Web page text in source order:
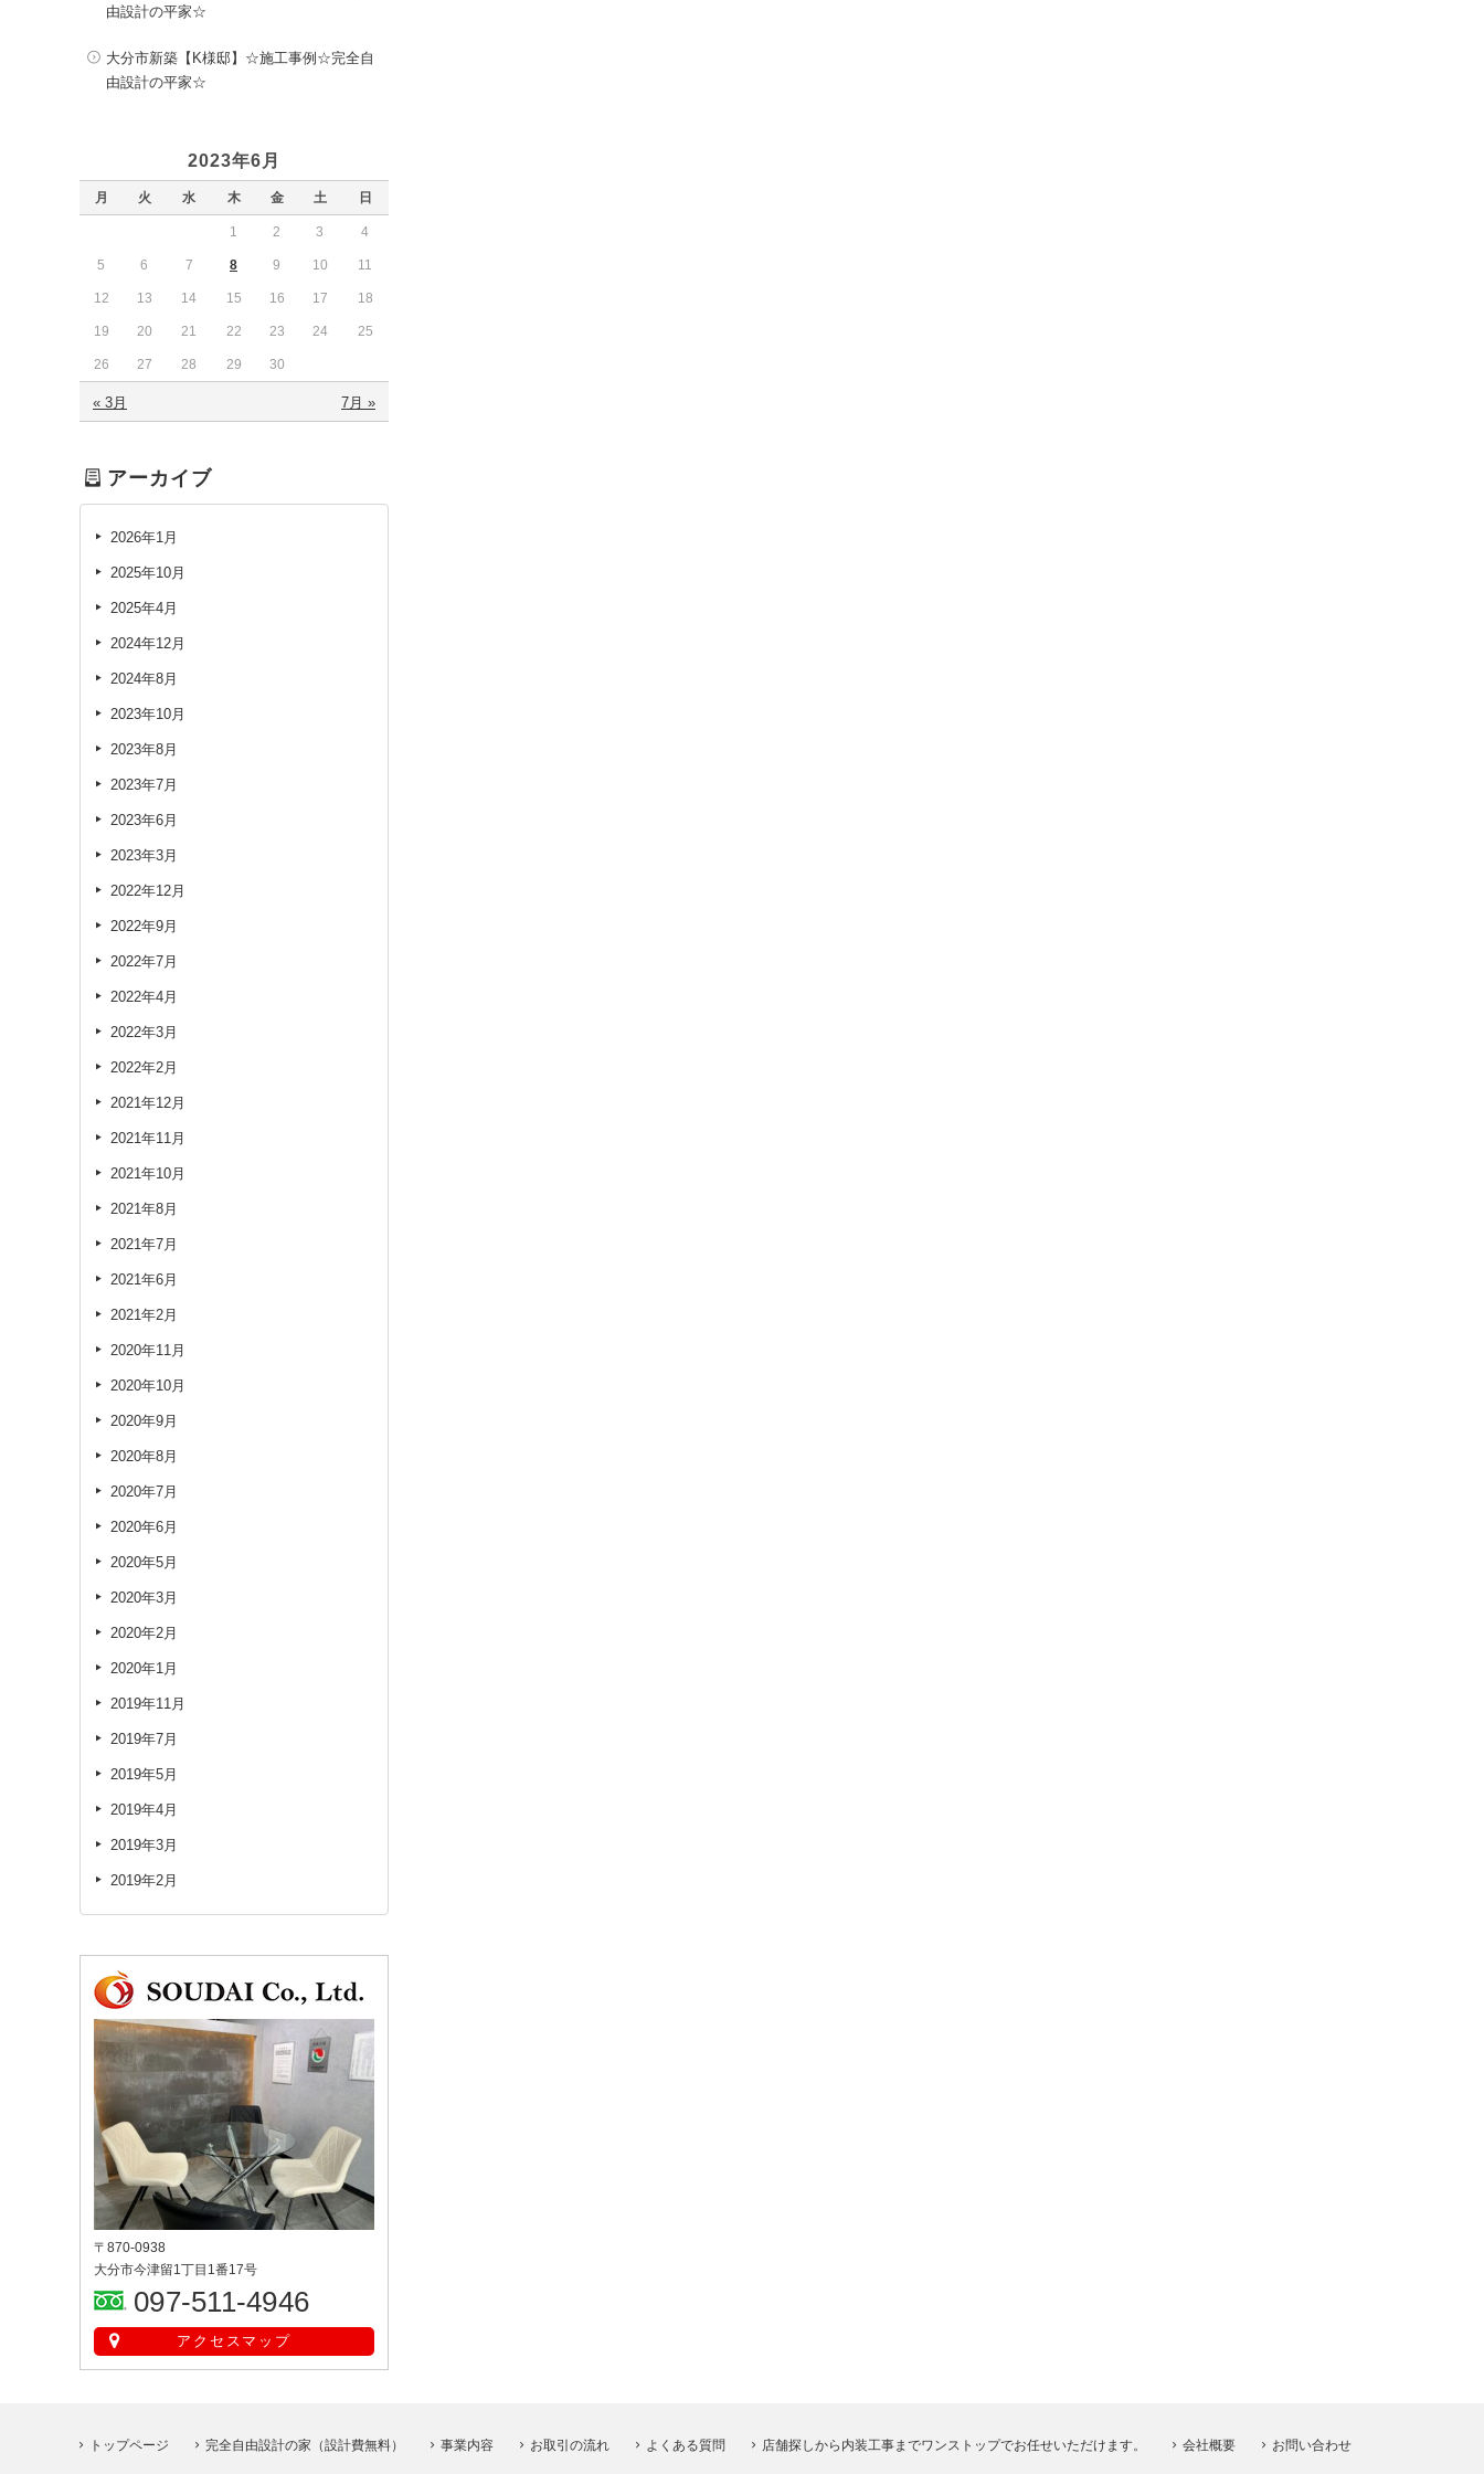
由設計の平家☆
大分市新築【K様邸】☆施工事例☆完全自
由設計の平家☆
2023年6月
月 火 水 木 金 土 日
« 3月 7月 »
1 2 3 4
5 6 7 8 9 10 11
12 13 14 15 16 17 18
19 20 21 22 23 24 25
26 27 28 29 30
アーカイブ
2026年1月
2025年10月
2025年4月
2024年12月
2024年8月
2023年10月
2023年8月
2023年7月
2023年6月
2023年3月
2022年12月
2022年9月
2022年7月
2022年4月
2022年3月
2022年2月
2021年12月
2021年11月
2021年10月
2021年8月
2021年7月
2021年6月
2021年2月
2020年11月
2020年10月
2020年9月
2020年8月
2020年7月
2020年6月
2020年5月
2020年3月
2020年2月
2020年1月
2019年11月
2019年7月
2019年5月
2019年4月
2019年3月
2019年2月
〒870-0938
大分市今津留1丁目1番17号
097-511-4946
アクセスマップ
トップページ 完全自由設計の家（設計費無料） 事業内容 お取引の流れ よくある質問 店舗探しから内装工事までワンストップでお任せいただけます。 会社概要 お問い合わせ